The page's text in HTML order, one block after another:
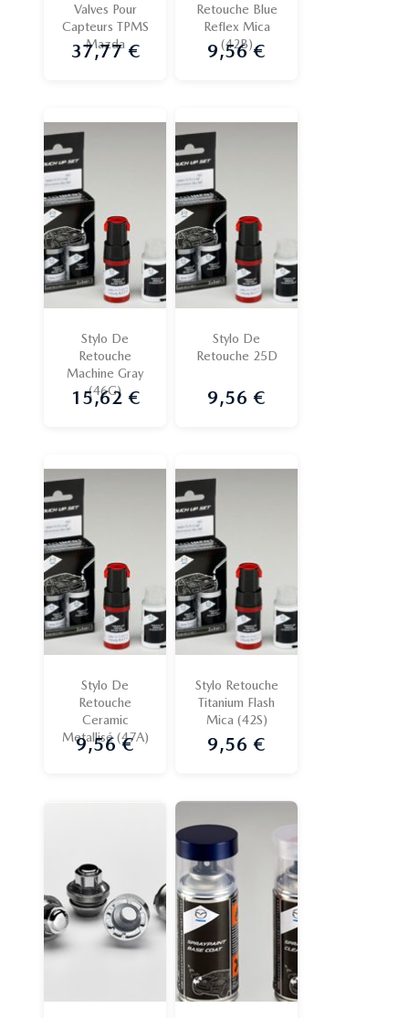
Valves Pour
Capteurs TPMS
Mazda
Prix
37,77 €
Retouche Blue
Reflex Mica
(42B)
Prix
9,56 €
Stylo De
Retouche
Machine Gray
(46G)
Prix
15,62 €
Promo !
Stylo De
Retouche 25D
Prix
9,56 €
Stylo De
Retouche
Ceramic
Metallisé (47A)
Prix
9,56 €
Stylo Retouche
Titanium Flash
Mica (42S)
Prix
9,56 €